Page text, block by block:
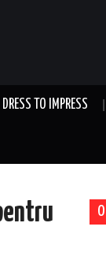
DRESS TO IMPRESS
0